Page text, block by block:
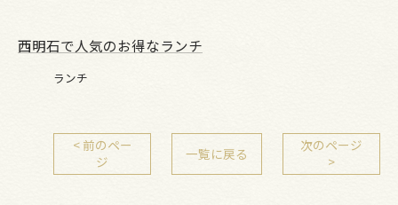
西明石で人気のお得なランチ
ランチ
< 前のペー
ジ
一覧に戻る
次のページ
>